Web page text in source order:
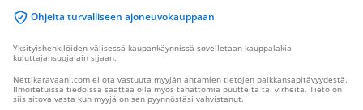
Ohjeita turvalliseen ajoneuvokauppaan
Yksityishenkilöiden välisessä kaupankäynnissä sovelletaan kauppalakia
kuluttajansuojalain sijaan.
Nettikaravaani.com ei ota vastuuta myyjän antamien tietojen paikkansapitävyydestä.
Ilmoitetuissa tiedoissa saattaa olla myös tahattomia puutteita tai virheitä. Tieto on
siis sitova vasta kun myyjä on sen pyynnöstäsi vahvistanut.